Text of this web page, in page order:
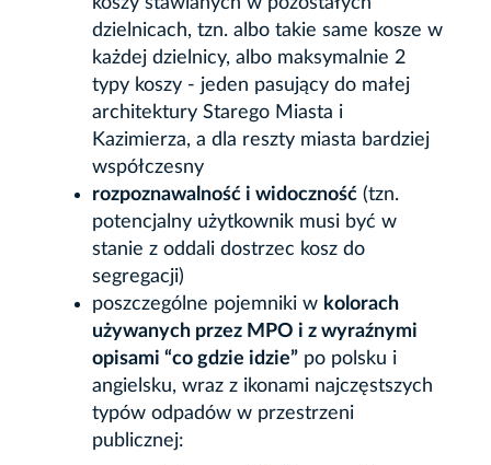
dzielnicach, tzn. albo takie same kosze w
każdej dzielnicy, albo maksymalnie 2
typy koszy - jeden pasujący do małej
architektury Starego Miasta i
Kazimierza, a dla reszty miasta bardziej
współczesny
rozpoznawalność i widoczność (tzn.
potencjalny użytkownik musi być w
stanie z oddali dostrzec kosz do
segregacji)
poszczególne pojemniki w kolorach
używanych przez MPO i z wyraźnymi
opisami “co gdzie idzie” po polsku i
angielsku, wraz z ikonami najczęstszych
typów odpadów w przestrzeni
publicznej: